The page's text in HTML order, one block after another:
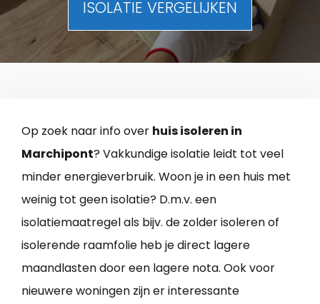
ISOLATIE VERGELIJKEN
Op zoek naar info over huis isoleren in
Marchipont? Vakkundige isolatie leidt tot veel
minder energieverbruik. Woon je in een huis met
weinig tot geen isolatie? D.m.v. een
isolatiemaatregel als bijv. de zolder isoleren of
isolerende raamfolie heb je direct lagere
maandlasten door een lagere nota. Ook voor
nieuwere woningen zijn er interessante